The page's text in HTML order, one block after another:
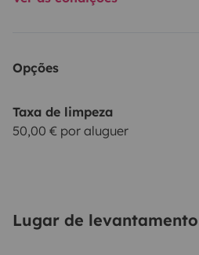
Opções
Taxa de limpeza
50,00 € por aluguer
Lugar de